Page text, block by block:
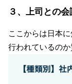
３、上司との
ここからは日本
行われているのか